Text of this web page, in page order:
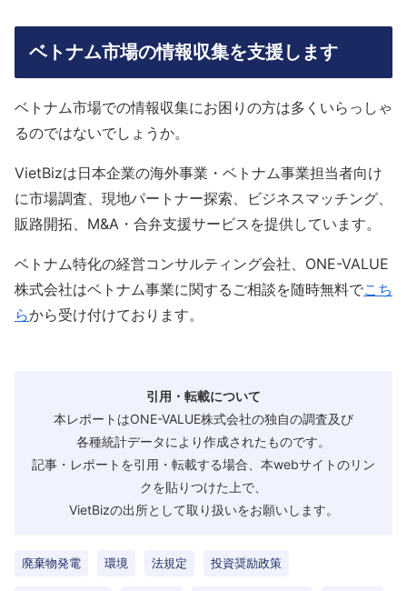
ベトナム市場の情報収集を支援します
ベトナム市場での情報収集にお困りの方は多くいらっしゃ
るのではないでしょうか。
VietBizは日本企業の海外事業・ベトナム事業担当者向け
に市場調査、現地パートナー探索、ビジネスマッチング、
販路開拓、M&A・合弁支援サービスを提供しています。
ベトナム特化の経営コンサルティング会社、ONE-VALUE
株式会社はベトナム事業に関するご相談を随時無料でこち
らから受け付けております。
引用・転載について
本レポートはONE-VALUE株式会社の独自の調査及び
各種統計データにより作成されたものです。
記事・レポートを引用・転載する場合、本webサイトのリン
クを貼りつけた上で、
VietBizの出所として取り扱いをお願いします。
廃棄物発電 環境 法規定 投資奨励政策